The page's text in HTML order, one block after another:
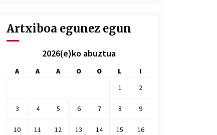
Artxiboa egunez egun
2026(e)ko abuztua
A A A O O L
I
1
2
3 4 5 6 7 8 9
10 11 12 13 14 15 16